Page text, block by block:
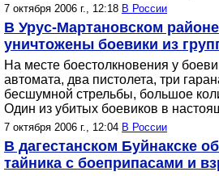
7 октября 2006 г., 12:18 В России
В Урус-Мартановском
уничтожены боевики из
На месте боестолкновения у
автомата, два пистолета, три
бесшумной стрельбы, большое
Один из убитых боевиков в
7 октября 2006 г., 12:04 В России
В дагестанском Буйнакске
тайника с боеприпасами и